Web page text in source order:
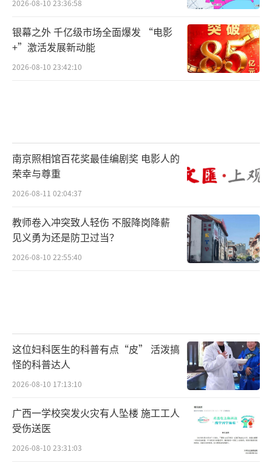
2026-08-10 23:36:58
银幕之外 千亿级市场全面爆发 “电影
+”激活发展新动能
2026-08-10 23:42:10
南京照相馆百花奖最佳编剧奖 电影人的
荣幸与尊重
2026-08-11 02:04:37
教师卷入冲突致人轻伤 不服降岗降薪
见义勇为还是防卫过当？
2026-08-10 22:55:40
这位妇科医生的科普有点“皮” 活泼搞
怪的科普达人
2026-08-10 17:13:10
广西一学校突发火灾有人坠楼 施工工人
受伤送医
2026-08-10 23:31:03